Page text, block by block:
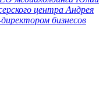
центра Андрея
бизнесов